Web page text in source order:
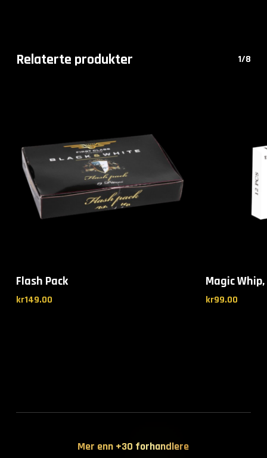
Relaterte produkter 1/8
Flash Pack
kr149.00
Magic
kr99.00
Mer enn +30 forhandlere